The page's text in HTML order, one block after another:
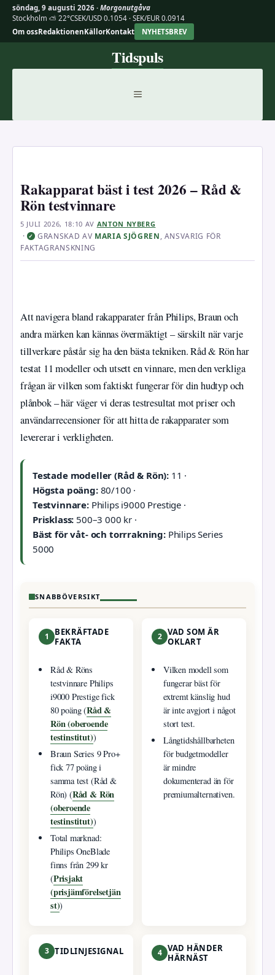
söndag, 9 augusti 2026 · Morgonutgåva
Stockholm ⛅ 22°CSEK/USD 0.1054 · SEK/EUR 0.0914
Om ossRedaktionenKällorKontakt NYHETSBREV
Tidspuls
MENY
Rakapparat bäst i test 2026 – Råd &
Rön testvinnare
5 JULI 2026, 18:10 AV ANTON NYBERG
· ✓ GRANSKAD AV MARIA SJÖGREN, ANSVARIG FÖR
FAKTAGRANSKNING
Att navigera bland rakapparater från Philips, Braun och
andra märken kan kännas övermäktigt – särskilt när varje
tillverkare påstår sig ha den bästa tekniken. Råd & Rön har
testat 11 modeller och utsett en vinnare, men den verkliga
frågan är vilken som faktiskt fungerar för din hudtyp och
plånbok – här väger vi deras testresultat mot priser och
användarrecensioner för att hitta de rakapparater som
levererar i verkligheten.
Testade modeller (Råd & Rön): 11 ·
Högsta poäng:80/100 ·
Testvinnare:Philips i9000 Prestige ·
Prisklass: 500–3 000 kr ·
Bäst för våt- och torrrakning:Philips Series
5000
SNABBÖVERSIKT
1
BEKRÄFTADE
FAKTA
Råd & Röns
testvinnare Philips
i9000 Prestige fick
80 poäng (Råd &
Rön (oberoende
testinstitut))
Braun Series 9 Pro+
fick 77 poäng i
samma test (Råd &
Rön) (Råd & Rön
(oberoende
testinstitut))
Total marknad:
Philips OneBlade
finns från 299 kr
(Prisjakt
(prisjämförelsetjän
st))
2 VAD SOM ÄR
OKLART
Vilken modell som
fungerar bäst för
extremt känslig hud
är inte avgjort i något
stort test.
Långtidshållbarheten
för budgetmodeller
är mindre
dokumenterad än för
premiumalternativen.
3 TIDLINJESIGNAL 4 VAD HÄNDER
HÄRNÄST